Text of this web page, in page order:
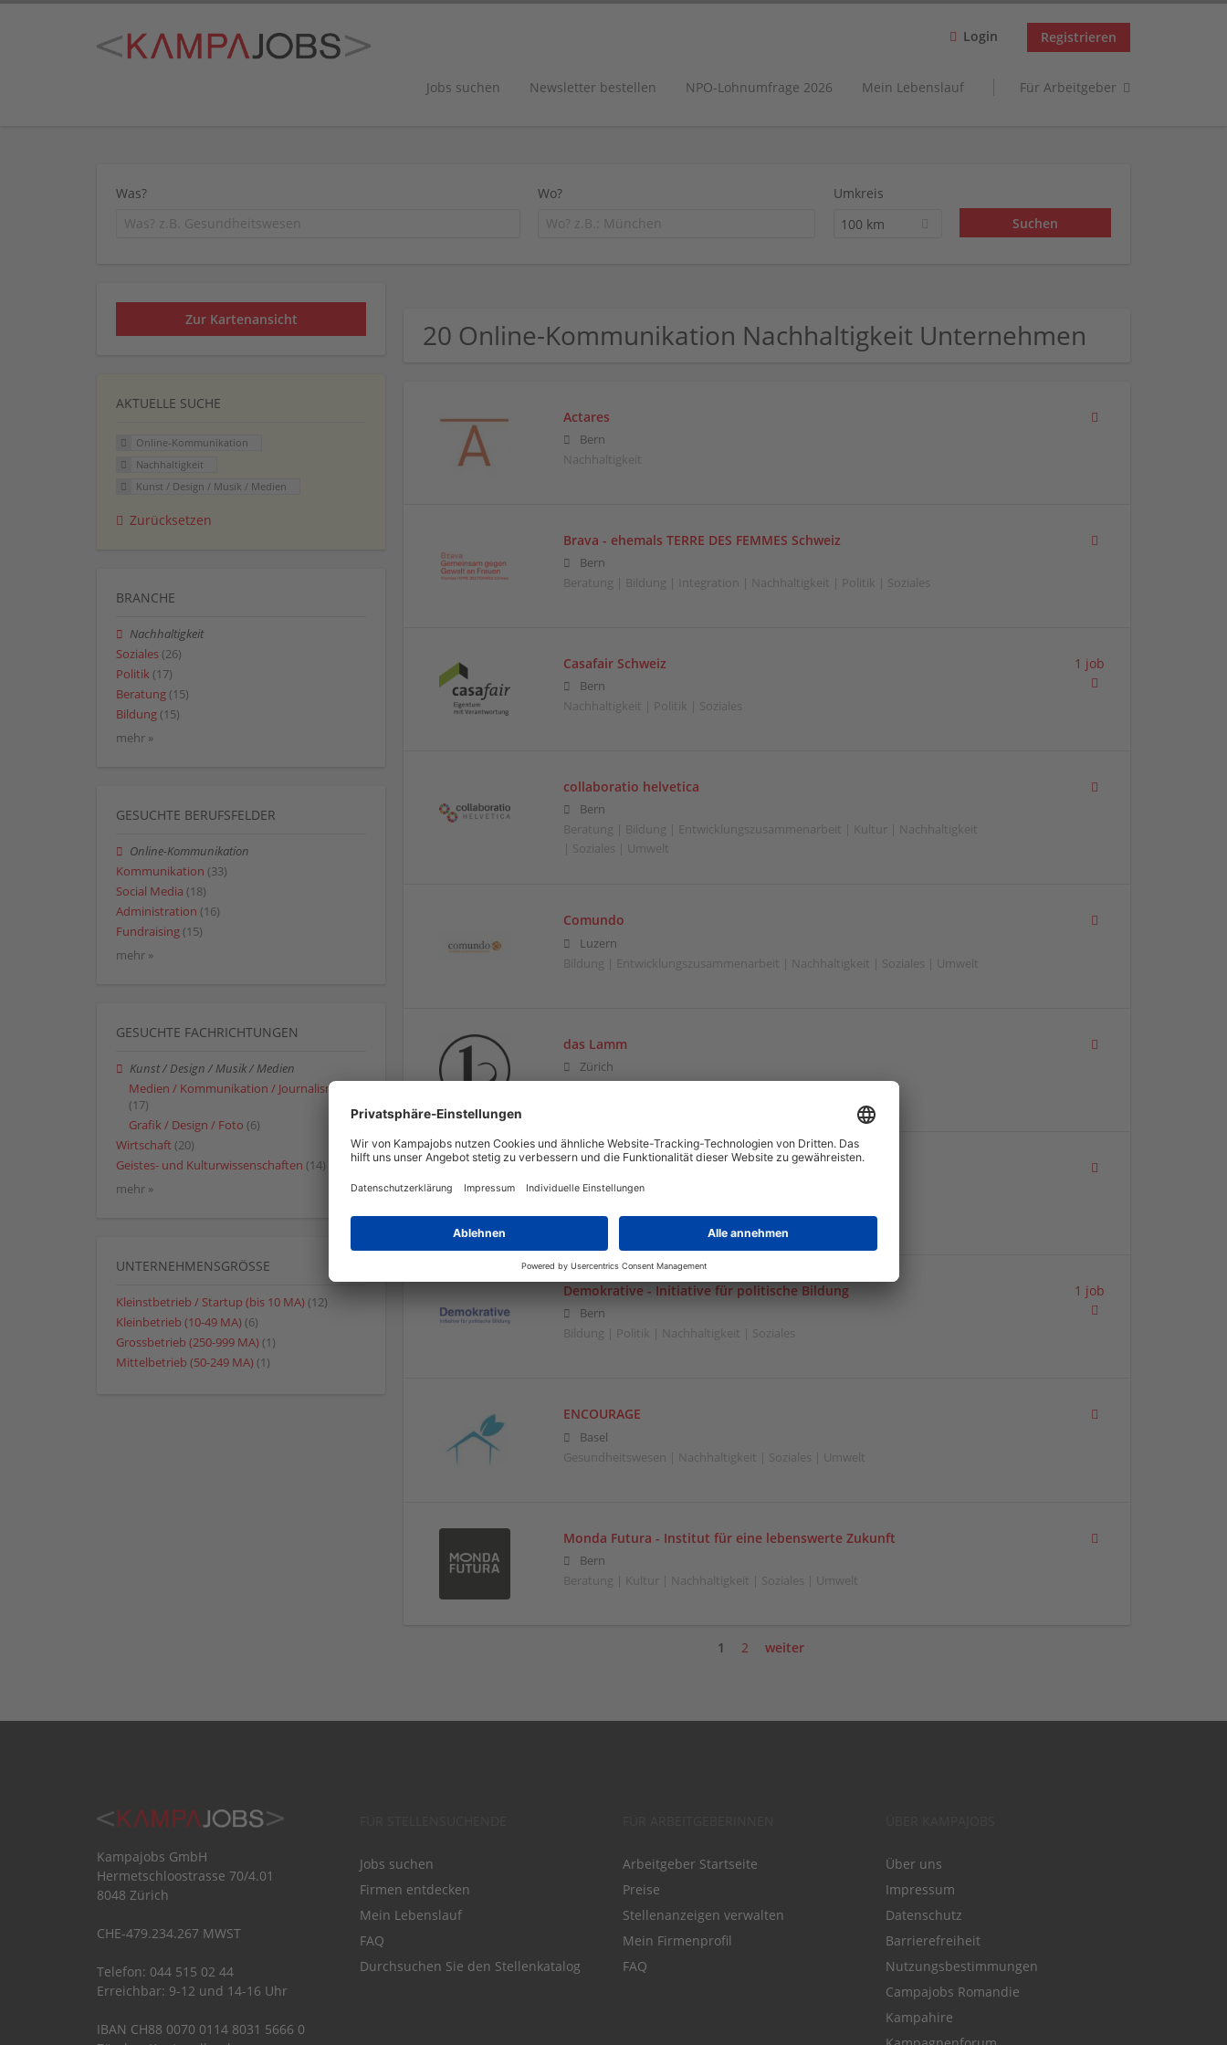
Login Registrieren
Jobs suchen Newsletter bestellen NPO-Lohnumfrage 2026 Mein Lebenslauf Für Arbeitgeber
Was? Wo?
Umkreis
100 km
20 Online-Kommunikation Nachhaltigkeit Unternehmen
Actares
Bern
Nachhaltigkeit
Brava - ehemals TERRE DES FEMMES Schweiz
Bern
Beratung | Bildung | Integration | Nachhaltigkeit | Politik | Soziales
Casafair Schweiz
Bern
Nachhaltigkeit | Politik | Soziales
1 job
collaboratio helvetica
Bern
Beratung | Bildung | Entwicklungszusammenarbeit | Kultur | Nachhaltigkeit
| Soziales | Umwelt
Comundo
Luzern
Bildung | Entwicklungszusammenarbeit | Nachhaltigkeit | Soziales | Umwelt
das Lamm
Zürich
Demeter-Geschäftsstelle GmbH
Olten
Demokrative - Initiative für politische Bildung
Bern
Bildung | Politik | Nachhaltigkeit | Soziales
1 job
ENCOURAGE
Basel
Gesundheitswesen | Nachhaltigkeit | Soziales | Umwelt
Monda Futura - Institut für eine lebenswerte Zukunft
Bern
Beratung | Kultur | Nachhaltigkeit | Soziales | Umwelt
1 2 weiter
Zur Kartenansicht
AKTUELLE SUCHE
Online-Kommunikation
Nachhaltigkeit
Kunst / Design / Musik / Medien
Zurücksetzen
BRANCHE
Nachhaltigkeit
Soziales (26)
Politik (17)
Beratung (15)
Bildung (15)
mehr »
GESUCHTE BERUFSFELDER
Online-Kommunikation
Kommunikation (33)
Social Media (18)
Administration (16)
Fundraising (15)
mehr »
GESUCHTE FACHRICHTUNGEN
Kunst / Design / Musik / Medien
Medien / Kommunikation / Journalismus
(17)
Grafik / Design / Foto (6)
Wirtschaft (20)
Geistes- und Kulturwissenschaften (14)
mehr »
UNTERNEHMENSGRÖSSE
Kleinstbetrieb / Startup (bis 10 MA) (12)
Kleinbetrieb (10-49 MA) (6)
Grossbetrieb (250-999 MA) (1)
Mittelbetrieb (50-249 MA) (1)
Kampajobs GmbH
Hermetschloostrasse 70/4.01
8048 Zürich
CHE-479.234.267 MWST
Telefon: 044 515 02 44
Erreichbar: 9-12 und 14-16 Uhr
IBAN CH88 0070 0114 8031 5666 0
Jobs suchen
Firmen entdecken
Mein Lebenslauf
FAQ
Durchsuchen Sie den Stellenkatalog
Arbeitgeber Startseite
Preise
Stellenanzeigen verwalten
Mein Firmenprofil
FAQ
Über uns
Impressum
Datenschutz
Barrierefreiheit
Nutzungsbestimmungen
Campajobs Romandie
Kampahire